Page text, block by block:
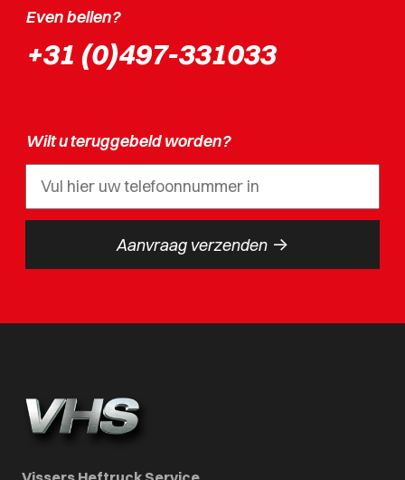
Even bellen?
+31 (0)497-331033
Wilt u teruggebeld worden?
Aanvraag verzenden ->